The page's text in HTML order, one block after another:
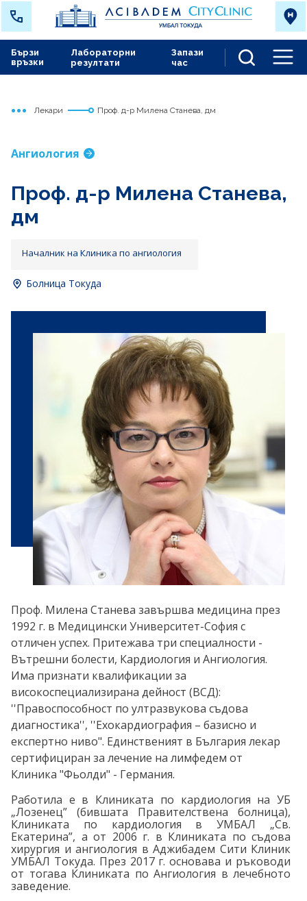
Лабораторни
резултати
Запази
час
Бързи
връзки
Начало
Токуда
Лекари Проф. д-р Милена Станева, дм
Ангиология
Проф. д-р Милена Станева,
дм
Началник на Клиника по ангиология
Болница Токуда
Проф. Милена Станева завършва медицина през
1992 г. в Медицински Университет-София с
отличен успех. Притежава три специалности -
Вътрешни болести, Кардиология и Ангиология.
Има признати квалификации за
високоспециализирана дейност (ВСД):
''Правоспособност по ултразвукова съдова
диагностика'', ''Ехокардиография – базисно и
експертно ниво". Единственият в България лекар
сертифициран за лечение на лимфедем от
Клиника "Фьолди" - Германия.
Работила е в Клиниката по кардиология на УБ
„Лозенец” (бившата Правителствена болница),
Клиниката по кардиология в УМБАЛ „Св.
Екатерина”, а от 2006 г. в Клиниката по съдова
хирургия и ангиология в Аджибадем Сити Клиник
УМБАЛ Токуда. През 2017 г. основава и ръководи
от тогава Клиниката по Ангиология в лечебното
заведение.